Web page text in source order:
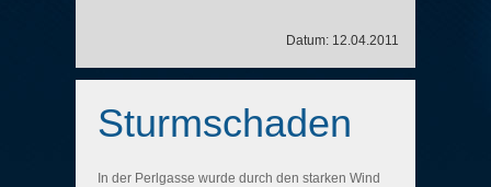
Datum: 12.04.2011
Sturmschaden
In der Perlgasse wurde durch den starken Wind